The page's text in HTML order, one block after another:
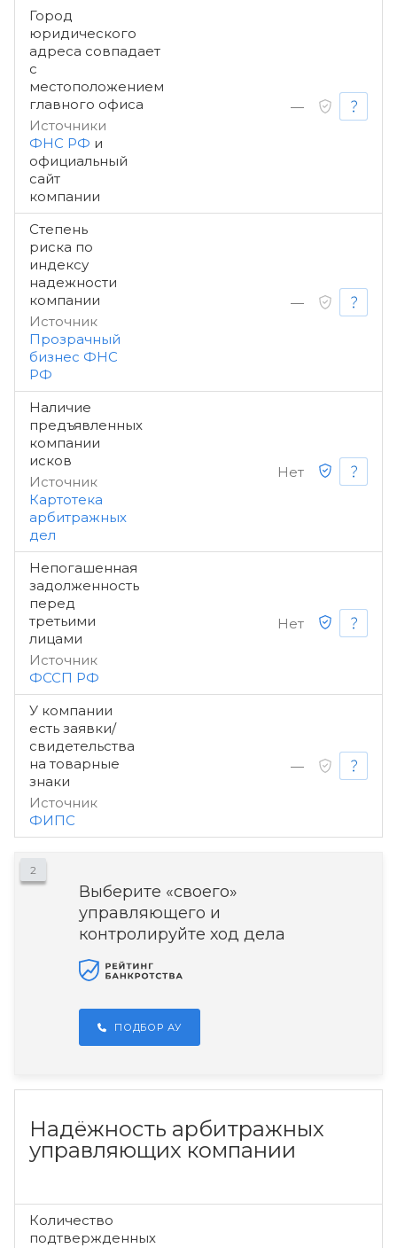
Город
юридического
адреса совпадает
с
местоположением
главного офиса
Источники
ФНС РФ и
официальный
сайт
компании
—
Степень
риска по
индексу
надежности
компании
Источник
Прозрачный
бизнес ФНС
РФ
—
Наличие
предъявленных
компании
исков
Источник
Картотека
арбитражных
дел
Нет
Непогашенная
задолженность
перед
третьими
лицами
Источник
ФССП РФ
Нет
У компании
есть заявки/
свидетельства
на товарные
знаки
Источник
ФИПС
—
2
Выберите «своего»
управляющего и
контролируйте ход дела
ПОДБОР АУ
Надёжность арбитражных
управляющих компании
Количество
подтвержденных